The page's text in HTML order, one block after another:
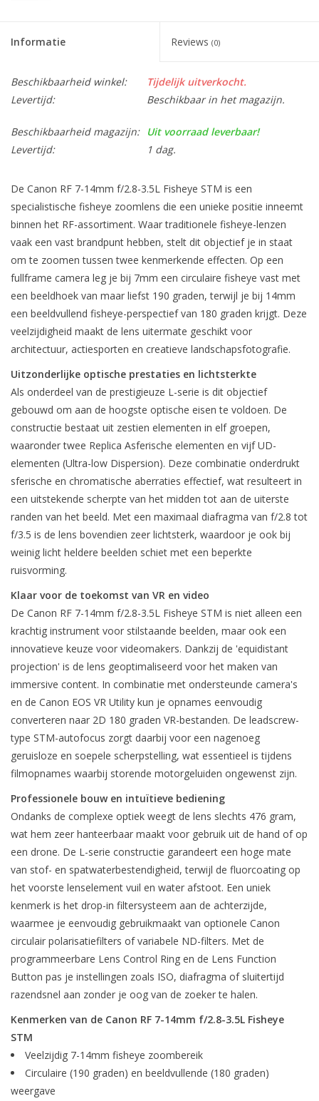
Informatie Reviews (0)
Beschikbaarheid winkel:
Tijdelijk uitverkocht.
Levertijd:
Beschikbaar in het magazijn.
Beschikbaarheid magazijn:
Uit voorraad leverbaar!
Levertijd:
1 dag.
De Canon RF 7-14mm f/2.8-3.5L Fisheye STM is een
specialistische fisheye zoomlens die een unieke positie inneemt
binnen het RF-assortiment. Waar traditionele fisheye-lenzen
vaak een vast brandpunt hebben, stelt dit objectief je in staat
om te zoomen tussen twee kenmerkende effecten. Op een
fullframe camera leg je bij 7mm een circulaire fisheye vast met
een beeldhoek van maar liefst 190 graden, terwijl je bij 14mm
een beeldvullend fisheye-perspectief van 180 graden krijgt. Deze
veelzijdigheid maakt de lens uitermate geschikt voor
architectuur, actiesporten en creatieve landschapsfotografie.
Uitzonderlijke optische prestaties en lichtsterkte
Als onderdeel van de prestigieuze L-serie is dit objectief
gebouwd om aan de hoogste optische eisen te voldoen. De
constructie bestaat uit zestien elementen in elf groepen,
waaronder twee Replica Asferische elementen en vijf UD-
elementen (Ultra-low Dispersion). Deze combinatie onderdrukt
sferische en chromatische aberraties effectief, wat resulteert in
een uitstekende scherpte van het midden tot aan de uiterste
randen van het beeld. Met een maximaal diafragma van f/2.8 tot
f/3.5 is de lens bovendien zeer lichtsterk, waardoor je ook bij
weinig licht heldere beelden schiet met een beperkte
ruisvorming.
Klaar voor de toekomst van VR en video
De Canon RF 7-14mm f/2.8-3.5L Fisheye STM is niet alleen een
krachtig instrument voor stilstaande beelden, maar ook een
innovatieve keuze voor videomakers. Dankzij de 'equidistant
projection' is de lens geoptimaliseerd voor het maken van
immersive content. In combinatie met ondersteunde camera's
en de Canon EOS VR Utility kun je opnames eenvoudig
converteren naar 2D 180 graden VR-bestanden. De leadscrew-
type STM-autofocus zorgt daarbij voor een nagenoeg
geruisloze en soepele scherpstelling, wat essentieel is tijdens
filmopnames waarbij storende motorgeluiden ongewenst zijn.
Professionele bouw en intuïtieve bediening
Ondanks de complexe optiek weegt de lens slechts 476 gram,
wat hem zeer hanteerbaar maakt voor gebruik uit de hand of op
een drone. De L-serie constructie garandeert een hoge mate
van stof- en spatwaterbestendigheid, terwijl de fluorcoating op
het voorste lenselement vuil en water afstoot. Een uniek
kenmerk is het drop-in filtersysteem aan de achterzijde,
waarmee je eenvoudig gebruikmaakt van optionele Canon
circulair polarisatiefilters of variabele ND-filters. Met de
programmeerbare Lens Control Ring en de Lens Function
Button pas je instellingen zoals ISO, diafragma of sluitertijd
razendsnel aan zonder je oog van de zoeker te halen.
Kenmerken van de Canon RF 7-14mm f/2.8-3.5L Fisheye
STM
Veelzijdig 7-14mm fisheye zoombereik
Circulaire (190 graden) en beeldvullende (180 graden)
weergave